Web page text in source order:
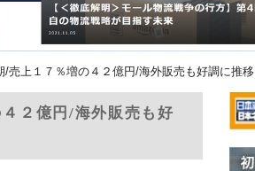
売上１７％増の４２億円/海外販売も好調に推移
２億円/海外販売も好